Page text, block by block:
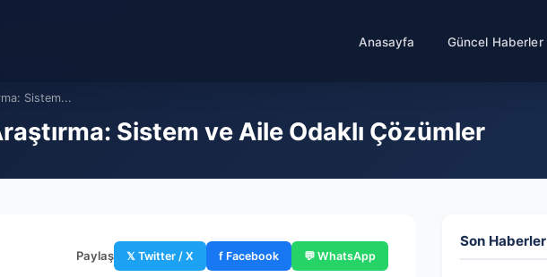
Anasayfa Güncel Haberler
Sistem...
Sistem ve Aile Odaklı Çözümler
Paylaş 𝕏 Twitter / X f Facebook 💬 WhatsApp
Son Haberler